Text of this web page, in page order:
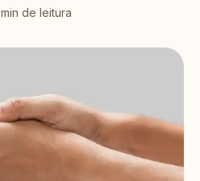
min de leitura